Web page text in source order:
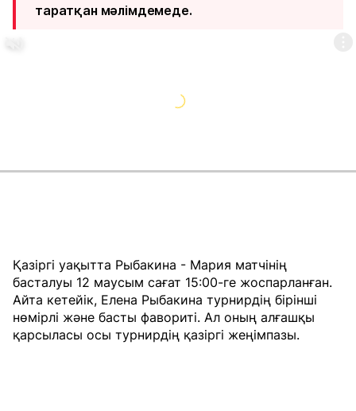
таратқан мәлімдемеде.
Қазіргі уақытта Рыбакина - Мария матчінің
басталуы 12 маусым сағат 15:00-ге жоспарланған.
Айта кетейік, Елена Рыбакина турнирдің бірінші
нөмірлі және басты фавориті. Ал оның алғашқы
қарсыласы осы турнирдің қазіргі жеңімпазы.